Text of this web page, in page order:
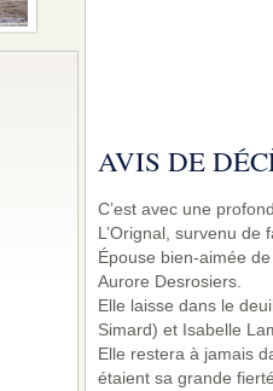
AVIS DE
C’est avec une
L’Orignal, survenu de
Épouse bien-aimée
Aurore Desrosiers.
Elle laisse dans le
Simard) et Isabelle
Elle restera à jamais
étaient sa grande